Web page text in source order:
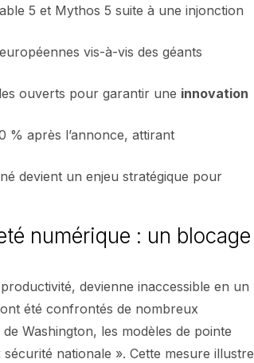
5 et Mythos 5 suite à une injonction
vis-à-vis des géants
ouverts pour garantir une innovation
% après l’annonce, attirant
devient un enjeu stratégique pour
numérique : un blocage
devienne inaccessible en un
été confrontés de nombreux
Washington, les modèles de pointe
nationale ». Cette mesure illustre